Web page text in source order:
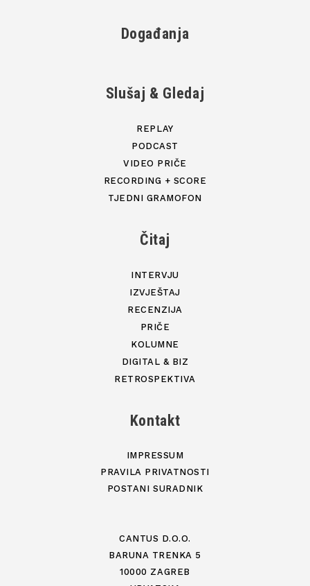
Događanja
Slušaj & Gledaj
REPLAY
PODCAST
VIDEO PRIČE
RECORDING + SCORE
TJEDNI GRAMOFON
Čitaj
INTERVJU
IZVJEŠTAJ
RECENZIJA
PRIČE
KOLUMNE
DIGITAL & BIZ
RETROSPEKTIVA
Kontakt
IMPRESSUM
PRAVILA PRIVATNOSTI
POSTANI SURADNIK
CANTUS D.O.O.
BARUNA TRENKA 5
10000 ZAGREB